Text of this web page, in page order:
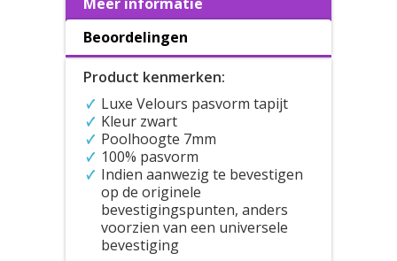
Beoordelingen
Product kenmerken:
Luxe Velours pasvorm tapijt
Kleur zwart
Poolhoogte 7mm
100% pasvorm
Indien aanwezig te bevestigen
op de originele
bevestigingspunten, anders
voorzien van een universele
bevestiging